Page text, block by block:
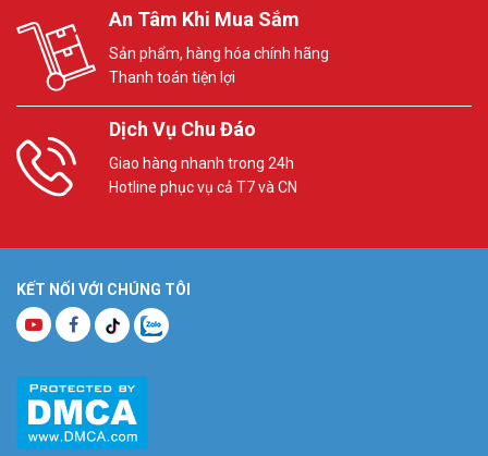
An Tâm Khi Mua Sắm
Sản phẩm, hàng hóa chính hãng
Thanh toán tiện lợi
Dịch Vụ Chu Đáo
Giao hàng nhanh trong 24h
Hotline phục vụ cả T7 và CN
KẾT NỐI VỚI CHÚNG TÔI